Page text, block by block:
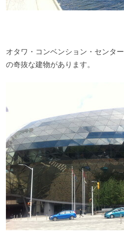
オタワ・コンベンション・センター
の奇抜な建物があります。